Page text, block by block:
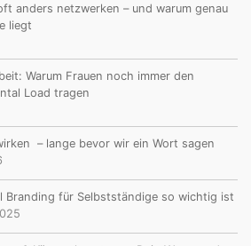
anders netzwerken – und warum genau
liegt
Warum Frauen noch immer den
Load tragen
– lange bevor wir ein Wort sagen
Branding für Selbstständige so wichtig ist